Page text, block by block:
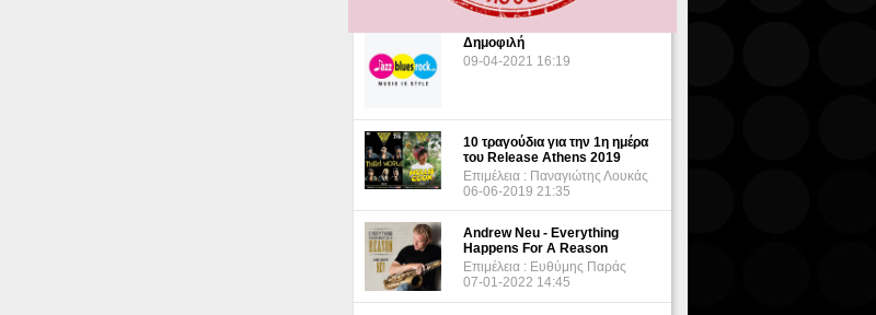
Δημοφιλή
09-04-2021 16:19
10 τραγούδια για την 1η ημέρα
του Release Athens 2019
Επιμέλεια : Παναγιώτης Λουκάς
06-06-2019 21:35
Andrew Neu - Everything
Happens For A Reason
Επιμέλεια : Ευθύμης Παράς
07-01-2022 14:45